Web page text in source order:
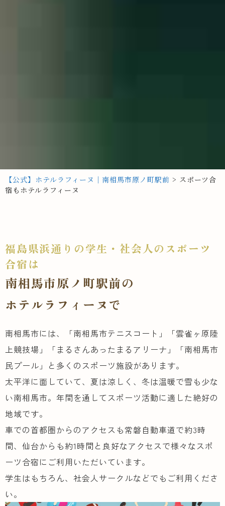
【公式】ホテルラフィーヌ｜南相馬市原ノ町駅前 > スポーツ合
宿もホテルラフィーヌ
福島県浜通りの学生・社会人のスポーツ
合宿は
南相馬市原ノ町駅前の
ホテルラフィーヌで
南相馬市には、「南相馬市テニスコート」「雲雀ヶ原陸
上競技場」「まるさんあったまるアリーナ」「南相馬市
民プール」と多くのスポーツ施設があります。
太平洋に面していて、夏は涼しく、冬は温暖で雪も少な
い南相馬市。年間を通してスポーツ活動に適した絶好の
地域です。
車での首都圏からのアクセスも常磐自動車道で約3時
間、仙台からも約1時間と良好なアクセスで様々なスポ
ーツ合宿にご利用いただいています。
学生はもちろん、社会人サークルなどでもご利用くださ
い。